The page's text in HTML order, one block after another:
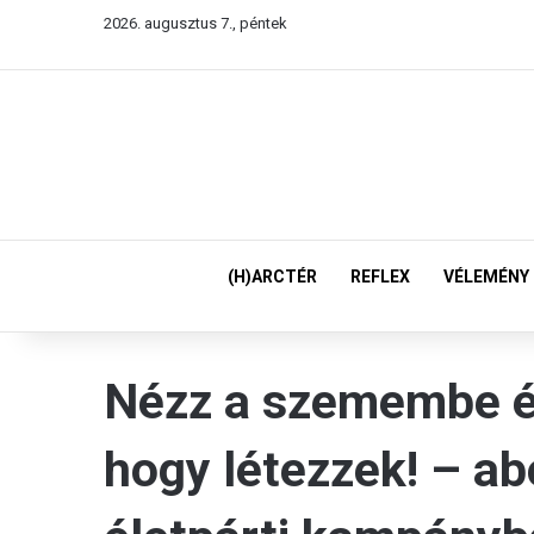
2026. augusztus 7., péntek
(H)ARCTÉR REFLEX VÉLEMÉNY
Nézz a szemembe
hogy létezzek! –